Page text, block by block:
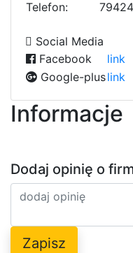
Telefon:
79424
Social Media
Facebook
link
Google-pluslink
Informacje
Dodaj opinię o
Zapisz